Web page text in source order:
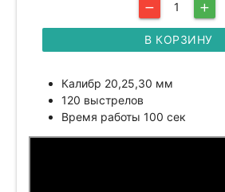
remove 1 add
В КОРЗИНУ
Калибр 20,25,30 мм
120 выстрелов
Время работы 100 сек